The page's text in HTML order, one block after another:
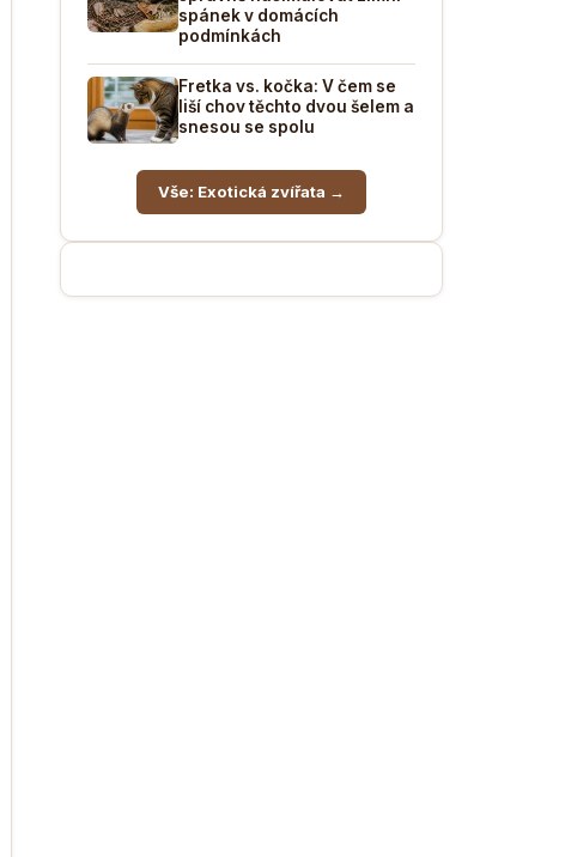
spánek v domácích
podmínkách
Fretka vs. kočka: V čem se
liší chov těchto dvou šelem a
snesou se spolu
Vše: Exotická zvířata →